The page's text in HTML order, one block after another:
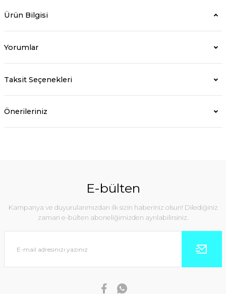
Ürün Bilgisi
Yorumlar
Taksit Seçenekleri
Önerileriniz
E-bülten
Kampanya ve duyurularımızdan ilk sizin haberiniz olsun! Dilediğiniz
zaman e-bülten aboneliğimizden ayrılabilirsiniz.